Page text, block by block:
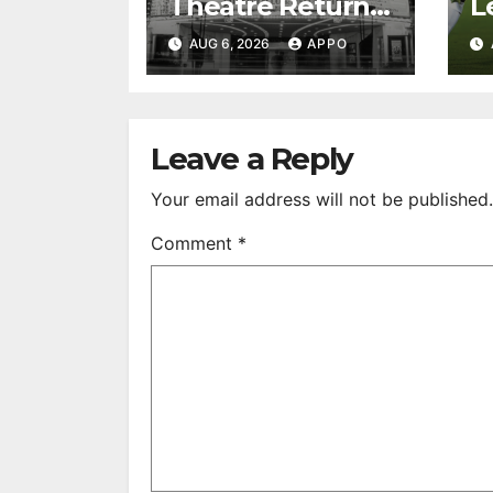
to First-Run
Feature Films
AUG 6, 2026 APPO
Leave a Reply
Your email address will not be published.
Comment *